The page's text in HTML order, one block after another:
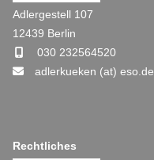
Adlergestell 107
12439 Berlin
030 232564520
adlerkueken (at) eso.de
Rechtliches